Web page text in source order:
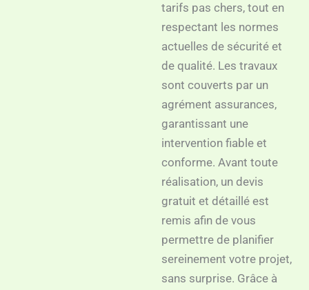
tarifs pas chers, tout en
respectant les normes
actuelles de sécurité et
de qualité. Les travaux
sont couverts par un
agrément assurances,
garantissant une
intervention fiable et
conforme. Avant toute
réalisation, un devis
gratuit et détaillé est
remis afin de vous
permettre de planifier
sereinement votre projet,
sans surprise. Grâce à